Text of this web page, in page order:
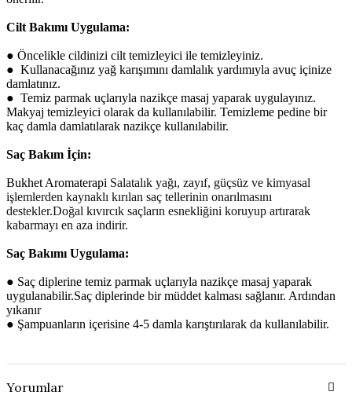
Cilt Bakımı Uygulama:
● Öncelikle cildinizi cilt temizleyici ile temizleyiniz.
● Kullanacağınız yağ karışımını damlalık yardımıyla avuç içinize
damlatınız.
● Temiz parmak uçlarıyla nazikçe masaj yaparak uygulayınız.
Makyaj temizleyici olarak da kullanılabilir. Temizleme pedine bir
kaç damla damlatılarak nazikçe kullanılabilir.
Saç Bakım İçin:
Bukhet Aromaterapi Salatalık yağı, zayıf, güçsüz ve kimyasal
işlemlerden kaynaklı kırılan saç tellerinin onarılmasını
destekler.Doğal kıvırcık saçların esnekliğini koruyup artırarak
kabarmayı en aza indirir.
Saç Bakımı Uygulama:
● Saç diplerine temiz parmak uçlarıyla nazikçe masaj yaparak
uygulanabilir.Saç diplerinde bir müddet kalması sağlanır. Ardından
yıkanır
● Şampuanların içerisine 4-5 damla karıştırılarak da kullanılabilir.
Yorumlar